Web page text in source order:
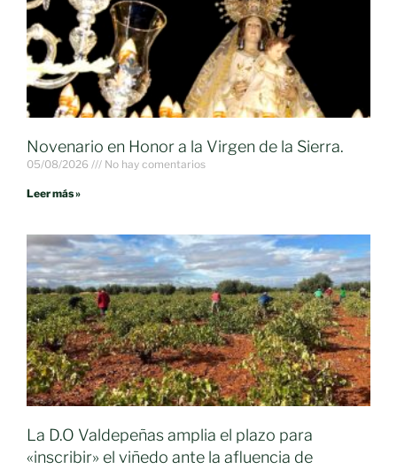
Novenario en Honor a la Virgen de la Sierra.
05/08/2026 No hay comentarios
Leer más »
La D.O Valdepeñas amplia el plazo para
«inscribir» el viñedo ante la afluencia de